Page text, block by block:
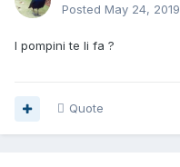
Posted May 24, 2019
I pompini te li fa ?
Quote